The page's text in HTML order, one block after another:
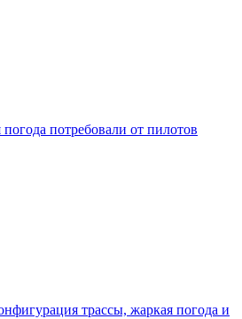
потребовали от пилотов
трассы, жаркая погода и